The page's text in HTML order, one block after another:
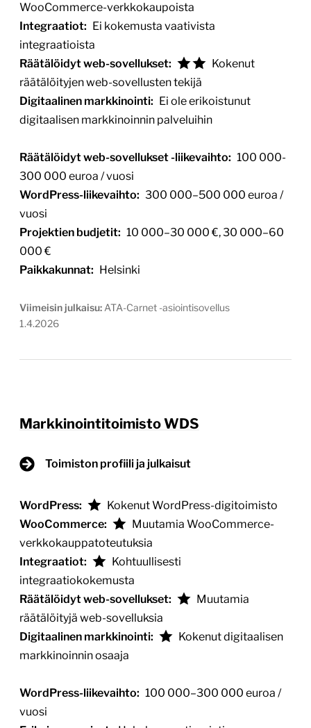
WooCommerce-verkkokaupoista
Integraatiot: Ei kokemusta vaativista
integraatioista
Räätälöidyt web-sovellukset:
Kokenut
räätälöityjen web-sovellusten tekijä
Digitaalinen markkinointi: Ei ole erikoistunut
digitaalisen markkinoinnin palveluihin
Räätälöidyt web-sovellukset -liikevaihto: 100 000-
300 000 euroa / vuosi
WordPress-liikevaihto: 300 000–500 000 euroa /
vuosi
Projektien budjetit: 10 000–30 000 €, 30 000–60
000 €
Paikkakunnat: Helsinki
Viimeisin julkaisu: ATA-Carnet -asiointisovellus
1.4.2026
Markkinointitoimisto WDS
Toimiston profiili ja julkaisut
WordPress:
Kokenut WordPress-digitoimisto
WooCommerce:
Muutamia WooCommerce-
verkkokauppatoteutuksia
Integraatiot:
Kohtuullisesti
integraatiokokemusta
Räätälöidyt web-sovellukset:
Muutamia
räätälöityjä web-sovelluksia
Digitaalinen markkinointi:
Kokenut digitaalisen
markkinoinnin osaaja
WordPress-liikevaihto: 100 000–300 000 euroa /
vuosi